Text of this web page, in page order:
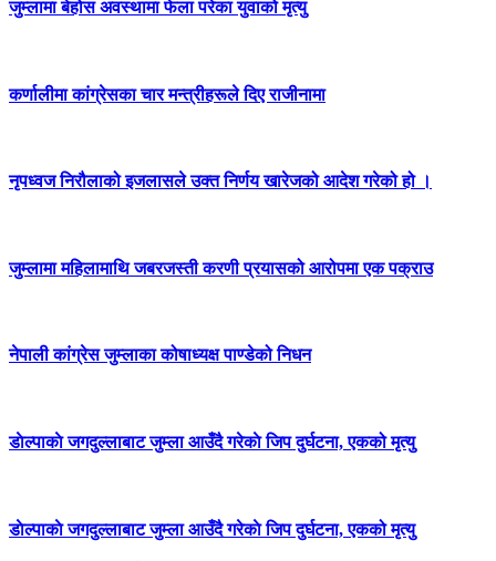
जुम्लामा बेहोस अवस्थामा फेला परेका युवाको मृत्यु
कर्णालीमा कांग्रेसका चार मन्त्रीहरूले दिए राजीनामा
नृपध्वज निरौलाको इजलासले उक्त निर्णय खारेजको आदेश गरेको हो ।
जुम्लामा महिलामाथि जबरजस्ती करणी प्रयासको आरोपमा एक पक्राउ
नेपाली कांग्रेस जुम्लाका कोषाध्यक्ष पाण्डेको निधन
डाेल्पाकाे जगदुल्लाबाट जुम्ला आउँदै गरेकाे जिप दुर्घटना, एकको मृत्यु
डाेल्पाकाे जगदुल्लाबाट जुम्ला आउँदै गरेकाे जिप दुर्घटना, एकको मृत्यु